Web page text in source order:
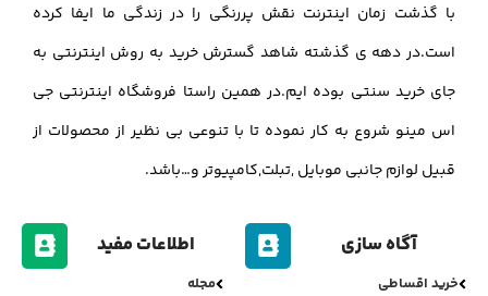
با گذشت زمان اینترنت نقش پررنگی را در زندگی ما ایفا کرده
است.در دهه ی گذشته شاهد گسترش خرید به روش اینترنتی به
جای خرید سنتی بوده ایم.در همین راستا فروشگاه اینترنتی جی
اس مینو شروع به کار نموده تا با تنوعی بی نظیر از محصولات از
قبیل لوازم جانبی موبایل ,تبلت,کامپیوتر و…باشد.
آگاه سازی
خرید اقساطی
اطلاعات مفید
مجله